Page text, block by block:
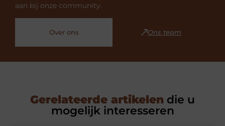
aan bij onze community.
Over ons Ons team
Gerelateerde artikelen die u
mogelijk interesseren